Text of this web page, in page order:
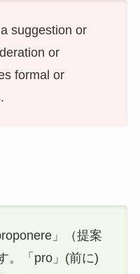
suggestion or
or
formal or
」（提案
。「pro」(前に)